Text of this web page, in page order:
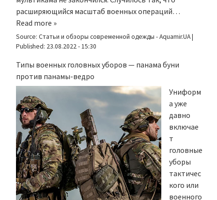
расширяющийся масштаб военных операций…
Read more »
Source: Статьи и обзоры современной одежды - Aquamir.UA|
Published: 23.08.2022 - 15:30
Типы военных головных уборов — панама буни
против панамы-ведро
Униформ
а уже
давно
включае
т
головные
уборы
тактичес
кого или
военного